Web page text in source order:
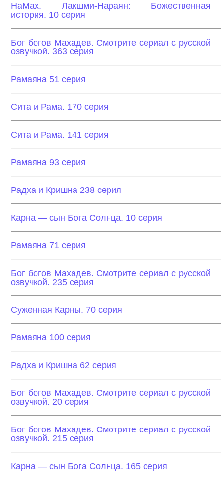
НаМах. Лакшми-Нараян: Божественная
история. 10 серия
Бог богов Махадев. Смотрите сериал с русской
озвучкой. 363 серия
Рамаяна 51 серия
Сита и Рама. 170 серия
Сита и Рама. 141 серия
Рамаяна 93 серия
Радха и Кришна 238 серия
Карна — сын Бога Солнца. 10 серия
Рамаяна 71 серия
Бог богов Махадев. Смотрите сериал с русской
озвучкой. 235 серия
Суженная Карны. 70 серия
Рамаяна 100 серия
Радха и Кришна 62 серия
Бог богов Махадев. Смотрите сериал с русской
озвучкой. 20 серия
Бог богов Махадев. Смотрите сериал с русской
озвучкой. 215 серия
Карна — сын Бога Солнца. 165 серия